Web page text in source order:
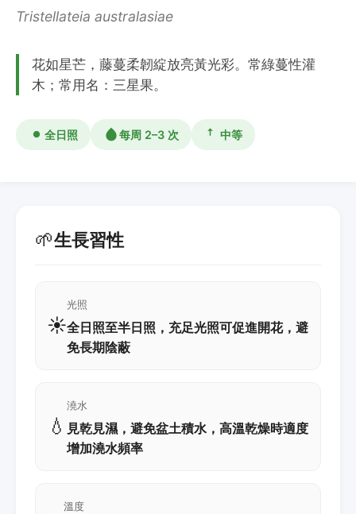
Tristellateia australasiae
花如星芒，藤蔓柔韌綻放亮黃光彩。常綠蔓性灌
木；常用名：三星果。
全日照 每周 2–3 次 中等
🌱生長習性
☀️
光照
全日照至半日照，充足光照可促進開花，避
免長期陰蔽
💧
澆水
見乾見濕，避免盆土積水，高溫乾燥時適度
增加澆水頻率
溫度